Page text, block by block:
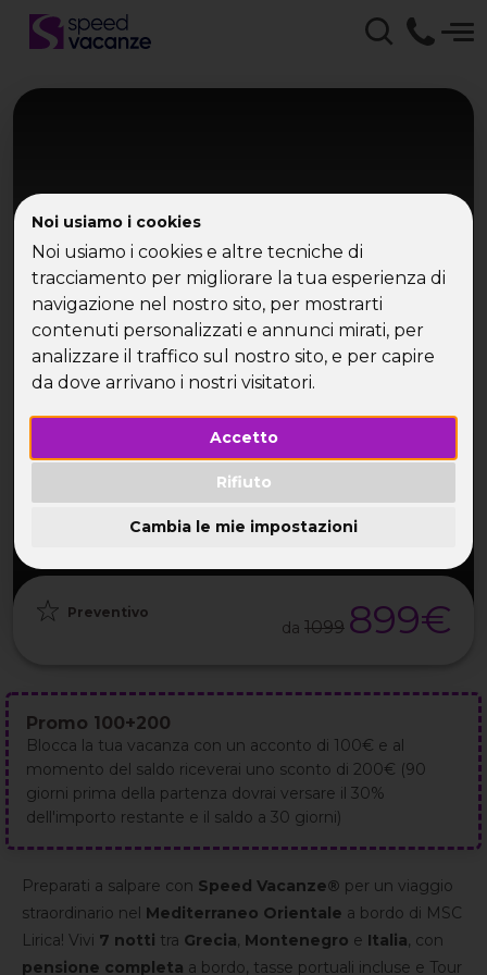
Noi usiamo i cookies
Noi usiamo i cookies e altre tecniche di
tracciamento per migliorare la tua esperienza di
navigazione nel nostro sito, per mostrarti
contenuti personalizzati e annunci mirati, per
analizzare il traffico sul nostro sito, e per capire
da dove arrivano i nostri visitatori.
Accetto
Rifiuto
Cambia le mie impostazioni
Mediterraneo Orientale
MSC Crociera Isole Greche
29 Mag
DURATA
8GG / 7NT
ETÀ
29-52 ANNI
GRUPPO
Preventivo
da 1099 899€
Promo 100+200
Blocca la tua vacanza con un acconto di 100€ e al
momento del saldo riceverai uno sconto di 200€ (90
giorni prima della partenza dovrai versare il 30%
dell'importo restante e il saldo a 30 giorni)
Preparati a salpare con Speed Vacanze® per un viaggio
straordinario nel Mediterraneo Orientale a bordo di MSC
Lirica! Vivi 7 notti tra Grecia, Montenegro e Italia, con
pensione completa a bordo, tasse portuali incluse e Tour